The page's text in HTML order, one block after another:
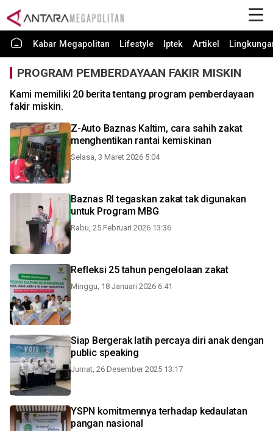
Kabar Megapolitan Lifestyle Iptek Artikel
PROGRAM PEMBERDAYAAN FAKIR MISKIN
Kami memiliki 20 berita tentang program pemberdayaan
fakir miskin.
Z-Auto Baznas Kaltim, cara sahih zakat
menghentikan rantai kemiskinan
Selasa, 3 Maret 2026 5:04
Baznas RI tegaskan zakat tak digunakan
untuk Program MBG
Rabu, 25 Februari 2026 13:36
Refleksi 25 tahun pengelolaan zakat
Minggu, 18 Januari 2026 6:41
Siap Bergerak latih percaya diri anak dengan
public speaking
Jumat, 26 Desember 2025 13:17
YSPN komitmennya terhadap kedaulatan
pangan nasional